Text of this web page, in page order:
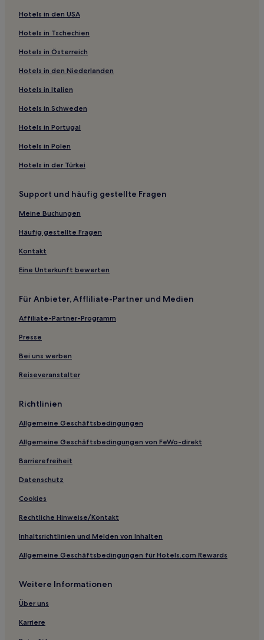
Memorial: Hotels
Spring Branch West: Hotels
Hotels nahe Ensemble/HCC Station
Hotels nahe Topgolf Houston - Katy
Historisches Stadtzentrum Rosenberg: Hotels
Hotels nahe U-Bahn-Station Kinder
Hotels nahe Golf Club of Houston
Garden Oaks: Hotels
Booth: Hotels
Cinco Ranch North Lake Village: Hotels
Hotels nahe The Galleria
Hotels nahe Fort Bend County Fairgrounds
Hotels nahe Menninger Clinic Campus
Hotels nahe Zuma Fun Center South Houston
Hotels nahe Memorial Hermann Sugar Land Hospital
Memorial City: Hotels
Bunker Hill Village: Hotels
Pecan Grove: Hotels
Riverside Terrace: Hotels
Pleasantville: Hotels
Hotels nahe Erlebnisbad Typhoon Texas
Hotels nahe Memorial Hermann Orthopedic And Spine
Hotels nahe Greater Houston Convention and Visitors Bureau
Woodland Heights: Hotels
Hotels in den USA
Hotels in Tschechien
Hotels in Österreich
Hotels in den Niederlanden
Hotels in Italien
Hotels in Schweden
Hotels in Portugal
Hotels in Polen
Hotels in der Türkei
Support und häufig gestellte Fragen
Meine Buchungen
Häufig gestellte Fragen
Kontakt
Eine Unterkunft bewerten
Für Anbieter, Affliliate-Partner und Medien
Affiliate-Partner-Programm
Presse
Bei uns werben
Reiseveranstalter
Richtlinien
Allgemeine Geschäftsbedingungen
Allgemeine Geschäftsbedingungen von FeWo-direkt
Barrierefreiheit
Datenschutz
Cookies
Rechtliche Hinweise/Kontakt
Inhaltsrichtlinien und Melden von Inhalten
Allgemeine Geschäftsbedingungen für Hotels.com Rewards
Weitere Informationen
Über uns
Karriere